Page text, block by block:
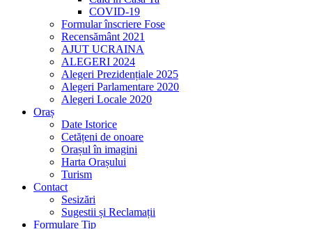
COVID-19
Formular înscriere Fose
Recensământ 2021
AJUT UCRAINA
ALEGERI 2024
Alegeri Prezidențiale 2025
Alegeri Parlamentare 2020
Alegeri Locale 2020
Oraș
Date Istorice
Cetățeni de onoare
Orașul în imagini
Harta Orașului
Turism
Contact
Sesizări
Sugestii și Reclamații
Formulare Tip